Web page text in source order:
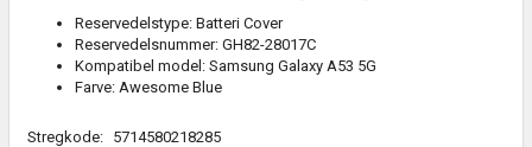
Reservedelstype: Batteri Cover
Reservedelsnummer: GH82-28017C
Kompatibel model: Samsung Galaxy A53 5G
Farve: Awesome Blue
Stregkode: 5714580218285